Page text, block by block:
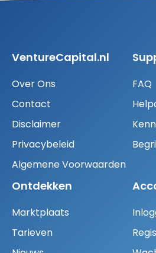
VentureCapital.nl
Over Ons
Contact
Disclaimer
Privacybeleid
Algemene Voorwaarden
FAQ
Ontdekken
Marktplaats
Tarieven